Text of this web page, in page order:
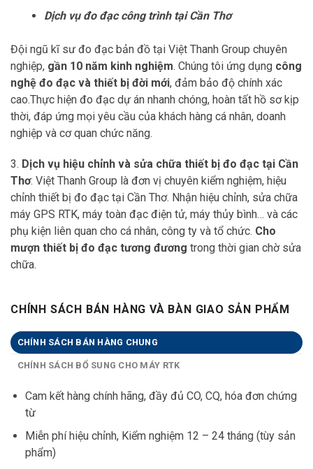
Dịch vụ đo đạc công trình tại Cần Thơ
Đội ngũ kĩ sư đo đạc bản đồ tại Việt Thanh Group chuyên
nghiệp, gần 10 năm kinh nghiệm. Chúng tôi ứng dụng công
nghệ đo đạc và thiết bị đời mới, đảm bảo độ chính xác
cao.Thực hiện đo đạc dự án nhanh chóng, hoàn tất hồ sơ kịp
thời, đáp ứng mọi yêu cầu của khách hàng cá nhân, doanh
nghiệp và cơ quan chức năng.
3. Dịch vụ hiệu chỉnh và sửa chữa thiết bị đo đạc tại Cần
Thơ: Việt Thanh Group là đơn vị chuyên kiểm nghiệm, hiệu
chỉnh thiết bị đo đạc tại Cần Thơ. Nhận hiệu chỉnh, sửa chữa
máy GPS RTK, máy toàn đạc điện tử, máy thủy bình… và các
phụ kiện liên quan cho cá nhân, công ty và tổ chức. Cho
mượn thiết bị đo đạc tương đương trong thời gian chờ sửa
chữa.
CHÍNH SÁCH BÁN HÀNG VÀ BÀN GIAO SẢN PHẨM
CHÍNH SÁCH BÁN HÀNG CHUNG
CHÍNH SÁCH BỔ SUNG CHO MÁY RTK
Cam kết hàng chính hãng, đầy đủ CO, CQ, hóa đơn chứng
từ
Miễn phí hiệu chỉnh, Kiểm nghiệm 12 – 24 tháng (tùy sản
phẩm)